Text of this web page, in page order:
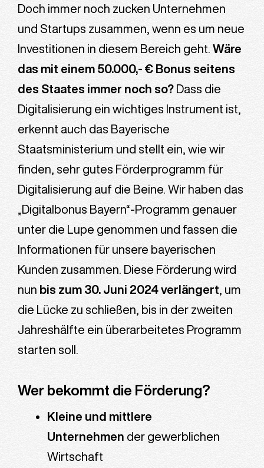
Doch immer noch zucken Unternehmen
und Startups zusammen, wenn es um neue
Investitionen in diesem Bereich geht. Wäre
das mit einem 50.000,- € Bonus seitens
des Staates immer noch so? Dass die
Digitalisierung ein wichtiges Instrument ist,
erkennt auch das Bayerische
Staatsministerium und stellt ein, wie wir
finden, sehr gutes Förderprogramm für
Digitalisierung auf die Beine. Wir haben das
„Digitalbonus Bayern“-Programm genauer
unter die Lupe genommen und fassen die
Informationen für unsere bayerischen
Kunden zusammen. Diese Förderung wird
nun bis zum 30. Juni 2024 verlängert , um
die Lücke zu schließen, bis in der zweiten
Jahreshälfte ein überarbeitetes Programm
starten soll.
Wer bekommt die Förderung?
Kleine und mittlere
Unternehmen der gewerblichen
Wirtschaft